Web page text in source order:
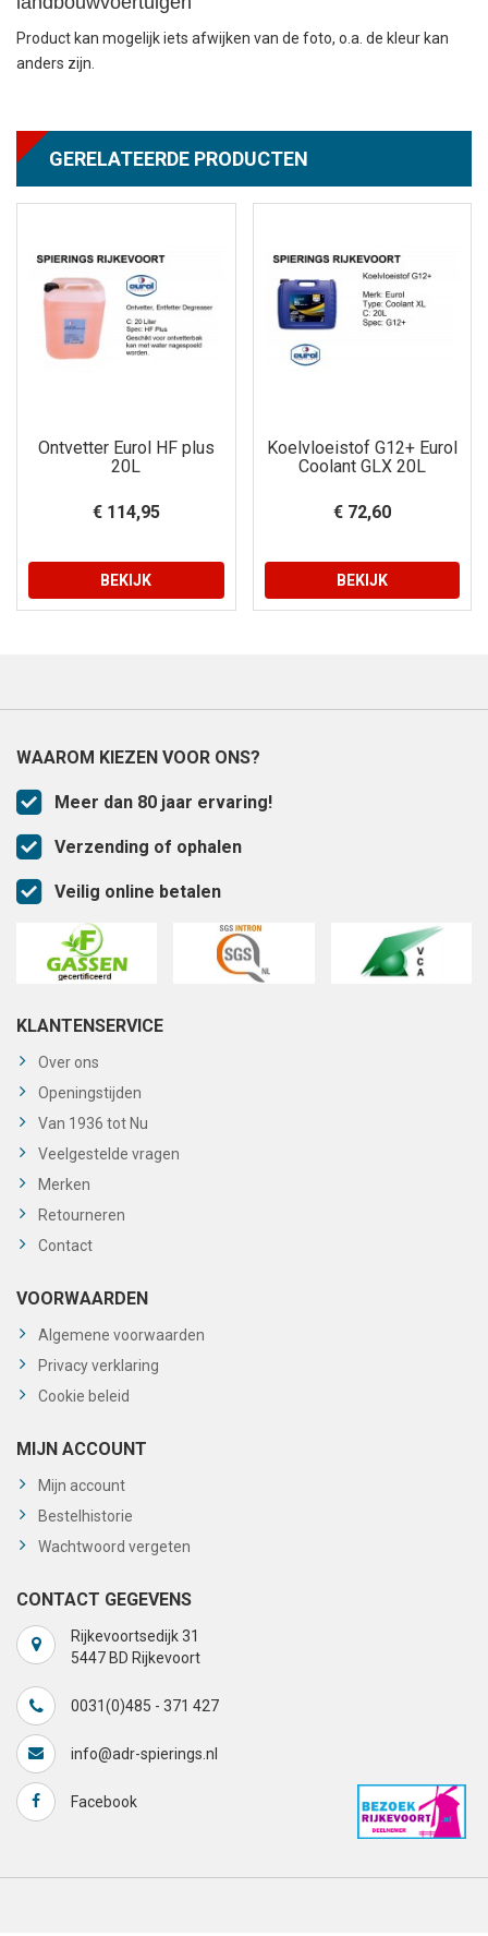
Product kan mogelijk iets afwijken van de foto, o.a. de kleur kan
anders zijn.
GERELATEERDE PRODUCTEN
Ontvetter Eurol HF plus
20L
€ 114,95
BEKIJK
Koelvloeistof G12+ Eurol
Coolant GLX 20L
€ 72,60
BEKIJK
WAAROM KIEZEN VOOR ONS?
Meer dan 80 jaar ervaring!
Verzending of ophalen
Veilig online betalen
KLANTENSERVICE
Over ons
Openingstijden
Van 1936 tot Nu
Veelgestelde vragen
Merken
Retourneren
Contact
VOORWAARDEN
Algemene voorwaarden
Privacy verklaring
Cookie beleid
MIJN ACCOUNT
Mijn account
Bestelhistorie
Wachtwoord vergeten
CONTACT GEGEVENS
Rijkevoortsedijk 31
5447 BD Rijkevoort
0031(0)485 - 371 427
info@adr-spierings.nl
Facebook